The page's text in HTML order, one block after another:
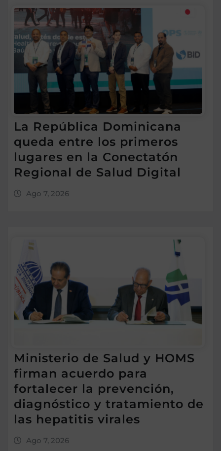
La República Dominicana
queda entre los primeros
lugares en la Conectatón
Regional de Salud Digital
Ago 7, 2026
Ministerio de Salud y HOMS
firman acuerdo para
fortalecer la prevención,
diagnóstico y tratamiento de
las hepatitis virales
Ago 7, 2026